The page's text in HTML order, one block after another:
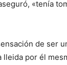
«tenía
de ser
por él